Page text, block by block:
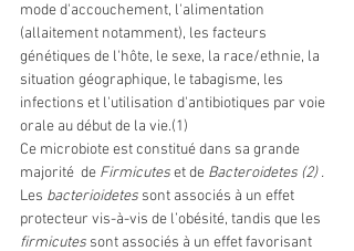
mode d'accouchement, l'alimentation
(allaitement notamment), les facteurs
génétiques de l'hôte, le sexe, la race/ethnie, la
situation géographique, le tabagisme, les
infections et l'utilisation d'antibiotiques par voie
orale au début de la vie.(1)
Ce microbiote est constitué dans sa grande
majorité  de Firmicutes et de Bacteroidetes (2) .
Les bacterioidetes sont associés à un effet
protecteur vis-à-vis de l’obésité, tandis que les
firmicutes sont associés à un effet favorisant